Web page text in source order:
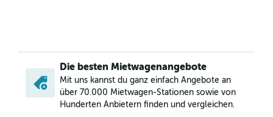
Die besten Mietwagenangebote
Mit uns kannst du ganz einfach Angebote an
über 70.000 Mietwagen-Stationen sowie von
Hunderten Anbietern finden und vergleichen.